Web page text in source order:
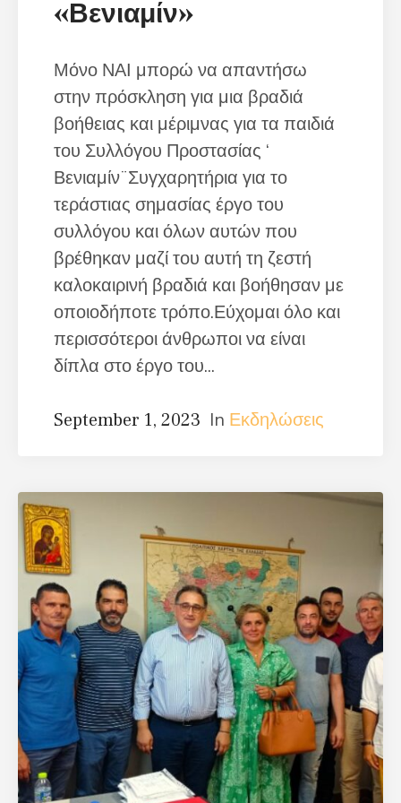
«Βενιαμίν»
Μόνο ΝΑΙ μπορώ να απαντήσω
στην πρόσκληση για μια βραδιά
βοήθειας και μέριμνας για τα παιδιά
του Συλλόγου Προστασίας ‘
Βενιαμίν¨Συγχαρητήρια για το
τεράστιας σημασίας έργο του
συλλόγου και όλων αυτών που
βρέθηκαν μαζί του αυτή τη ζεστή
καλοκαιρινή βραδιά και βοήθησαν με
οποιοδήποτε τρόπο.Εύχομαι όλο και
περισσότεροι άνθρωποι να είναι
δίπλα στο έργο του...
September 1, 2023 In Εκδηλώσεις